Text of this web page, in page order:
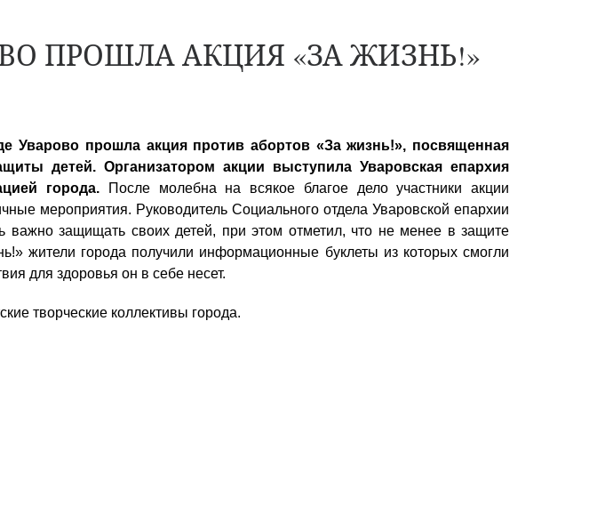
ПРОШЛА АКЦИЯ «ЗА ЖИЗНЬ!»
Уварово прошла акция против абортов «За жизнь!», посвященная
детей. Организатором акции выступила Уваровская епархия
города. После молебна на всякое благое дело участники акции
мероприятия. Руководитель Социального отдела Уваровской епархии
защищать своих детей, при этом отметил, что не менее в защите
жители города получили информационные буклеты из которых смогли
для здоровья он в себе несет.
творческие коллективы города.